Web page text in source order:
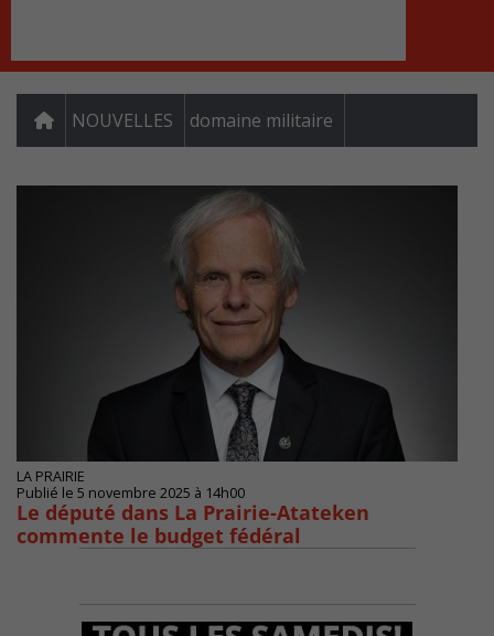
NOUVELLES domaine militaire
LA PRAIRIE
Publié le 5 novembre 2025 à 14h00
Le député dans La Prairie-Atateken
commente le budget fédéral